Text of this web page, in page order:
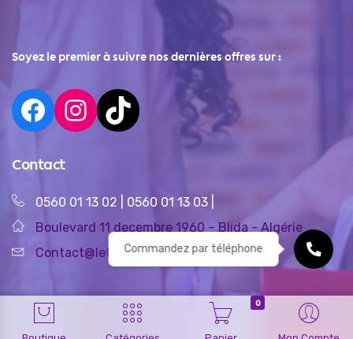
0
Soyez le premier à suivre nos dernières offres sur :
Contact
0560 01 13 02 0560 01 13 03
Boulevard 11 decembre 1960 – Blida - Algérie
Contact@letshop.dzCommandez par téléphone